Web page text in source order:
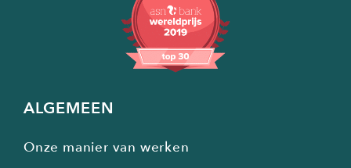
ALGEMEEN
Onze manier van werken